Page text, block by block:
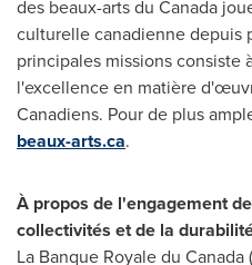
des beaux-arts du Canada
culturelle canadienne depuis
principales missions consiste
l'excellence en matière
Canadiens. Pour de plus
beaux-arts.ca.
À propos de l'engagement
collectivités et de la
La Banque Royale du Canada